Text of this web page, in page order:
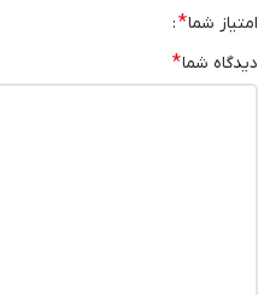
امتیاز شما*
دیدگاه شما*